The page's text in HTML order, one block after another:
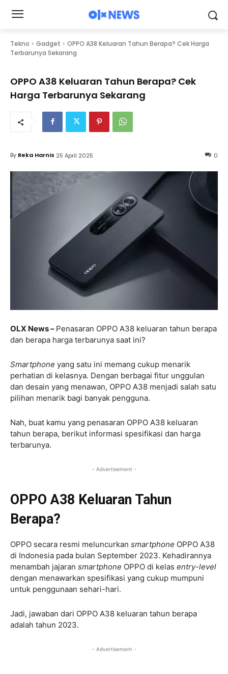
Tekno Gadget
OPPO A38 Keluaran Tahun Berapa? Cek Harga
Terbarunya Sekarang
OPPO A38 Keluaran Tahun Berapa? Cek
Harga Terbarunya Sekarang
0
By Reka Harnis 25 April 2025
OLX News – Penasaran OPPO A38 keluaran tahun berapa
dan berapa harga terbarunya saat ini?
Smartphone yang satu ini memang cukup menarik
perhatian di kelasnya. Dengan berbagai fitur unggulan
dan desain yang menawan, OPPO A38 menjadi salah satu
pilihan menarik bagi banyak pengguna.
Nah, buat kamu yang penasaran OPPO A38 keluaran
tahun berapa, berikut informasi spesifikasi dan harga
terbarunya.
- Advertisement -
OPPO A38 Keluaran Tahun
Berapa?
OPPO secara resmi meluncurkan smartphone OPPO A38
di Indonesia pada bulan September 2023. Kehadirannya
menambah jajaran smartphone OPPO di kelas entry-level
dengan menawarkan spesifikasi yang cukup mumpuni
untuk penggunaan sehari-hari.
Jadi, jawaban dari OPPO A38 keluaran tahun berapa
adalah tahun 2023.
- Advertisement -